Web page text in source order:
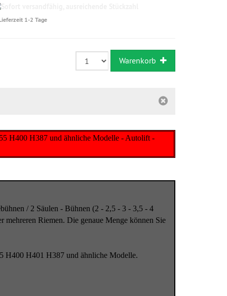
1-2 Tage
Warenkorb
H400 H387 und ähnliche Modelle - Autolift -
/ 2 Säulen - Bühnen (2 - 2,5 - 3 - 3,5 - 4
Riemen. Die genaue Menge können Sie
H400 H401 H387 und ähnliche Modelle.